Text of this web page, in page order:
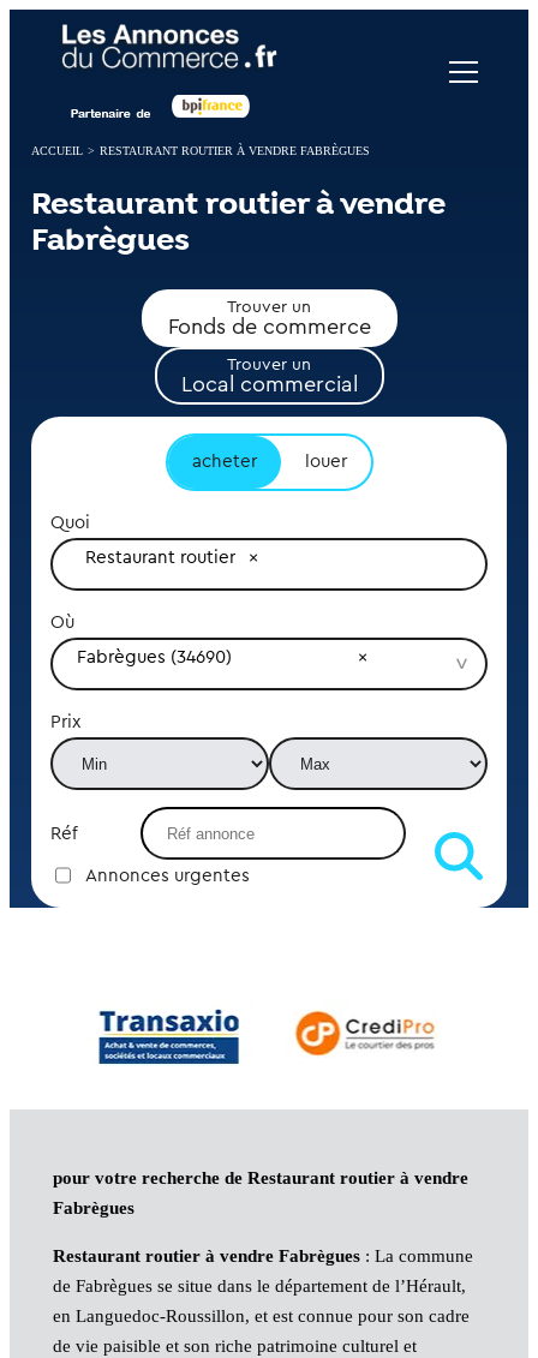
ACCUEIL > RESTAURANT ROUTIER À VENDRE FABRÈGUES
Restaurant routier à vendre
Fabrègues
Trouver un
Fonds de commerce
Trouver un
Local commercial
acheter louer
Quoi
Restaurant routier
Où
Fabrègues (34690)
Prix
Réf
Annonces urgentes
pour votre recherche de Restaurant routier à vendre
Fabrègues
Restaurant routier à vendre Fabrègues: La commune
de Fabrègues se situe dans le département de l’Hérault,
en Languedoc-Roussillon, et est connue pour son cadre
de vie paisible et son riche patrimoine culturel et
Panneau de gestion des cookies